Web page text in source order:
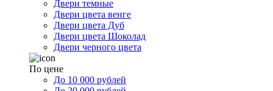
Двери темные
Двери цвета венге
Двери цвета Дуб
Двери цвета Шоколад
Двери черного цвета
По цене
До 10 000 рублей